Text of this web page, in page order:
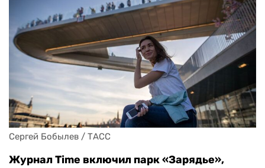
Сергей Бобылев / ТАСС
Журнал Time включил парк «Зарядье»,